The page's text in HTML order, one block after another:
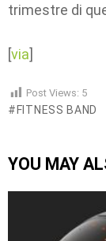
trimestre di
[via]
Post Views: 5
FITNESS BAND
YOU MAY